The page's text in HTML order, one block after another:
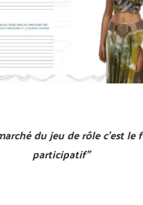
du jeu de rôle c’est
participatif”